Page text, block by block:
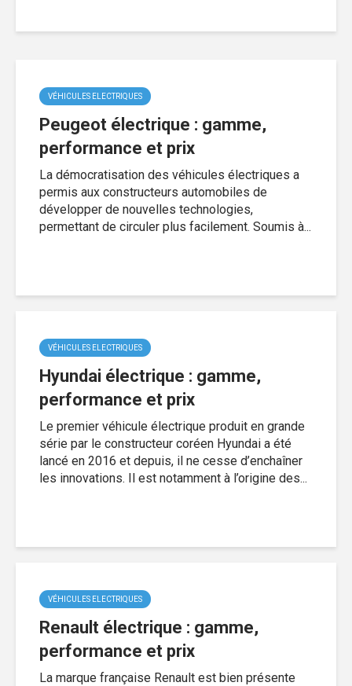
VÉHICULES ELECTRIQUES
Peugeot électrique : gamme,
performance et prix
La démocratisation des véhicules électriques a
permis aux constructeurs automobiles de
développer de nouvelles technologies,
permettant de circuler plus facilement. Soumis à...
VÉHICULES ELECTRIQUES
Hyundai électrique : gamme,
performance et prix
Le premier véhicule électrique produit en grande
série par le constructeur coréen Hyundai a été
lancé en 2016 et depuis, il ne cesse d’enchaîner
les innovations. Il est notamment à l’origine des...
VÉHICULES ELECTRIQUES
Renault électrique : gamme,
performance et prix
La marque française Renault est bien présente